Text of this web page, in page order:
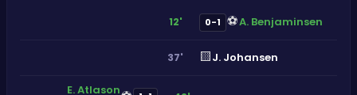
12' 0-1 ⚽A. Benjaminsen
37' 🟨J. Johansen
E. Atlason